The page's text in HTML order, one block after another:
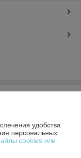
удобства
персональных
cookies или